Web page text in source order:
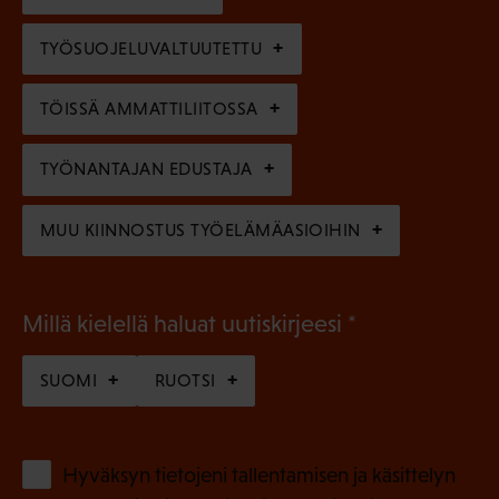
)
e
n
)
l
i
n
e
n
)
TYÖSUOJELUVALTUUTETTU
TÖISSÄ AMMATTILIITOSSA
TYÖNANTAJAN EDUSTAJA
MUU KIINNOSTUS TYÖELÄMÄASIOIHIN
Millä kielellä haluat uutiskirjeesi
o
SUOMI RUOTSI
Hyväksyn tietojeni tallentamisen ja käsittelyn